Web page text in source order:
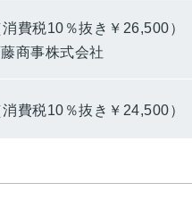
消費税10％抜き￥26,500）
商事株式会社
消費税10％抜き￥24,500）